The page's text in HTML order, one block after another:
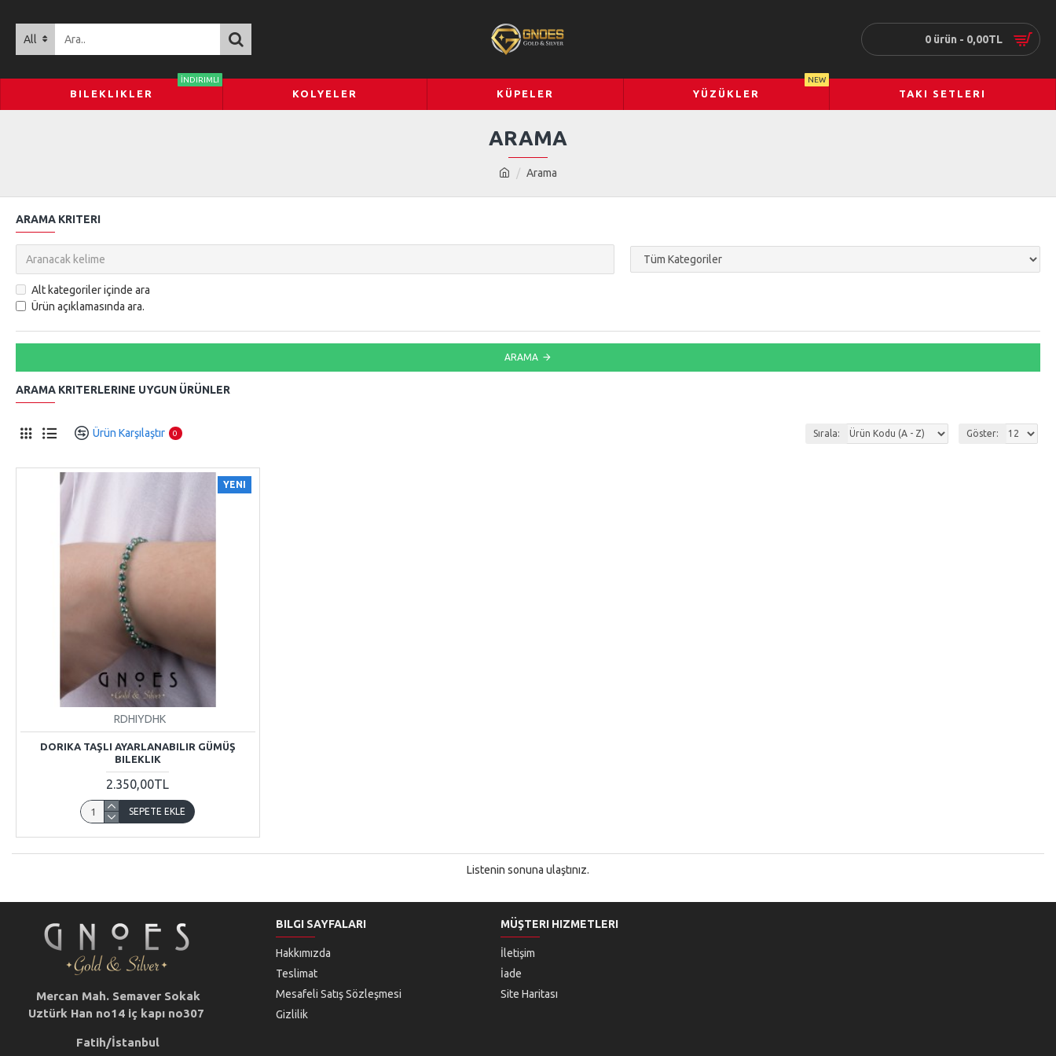
All 0 ürün - 0,00TL
BILEKLIKLER
İNDIRIMLI
KOLYELER KÜPELER YÜZÜKLER
NEW
TAKI SETLERI
Arama
ARAMA
ARAMA KRITERI
Alt kategoriler içinde ara
Ürün açıklamasında ara.
ARAMA
ARAMA KRITERLERINE UYGUN ÜRÜNLER
Ürün Karşılaştır 0 Sırala: Göster:
YENI
RDHIYDHK
DORIKA TAŞLI AYARLANABILIR GÜMÜŞ
BILEKLIK
2.350,00TL
SEPETE EKLE
Listenin sonuna ulaştınız.
Mercan Mah. Semaver Sokak
Uztürk Han no14 iç kapı no307
Fatih/İstanbul
BILGI SAYFALARI
Hakkımızda
Teslimat
Mesafeli Satış Sözleşmesi
Gizlilik
MÜŞTERI HIZMETLERI
İletişim
İade
Site Haritası